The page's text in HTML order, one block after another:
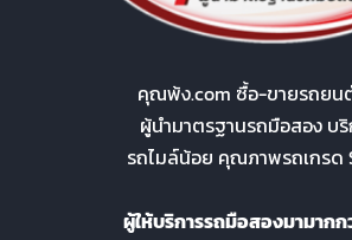
คุณพ้ง.com ซื้อ-ขายรถยน
ผู้นำมาตรฐานรถมือสอง บ
รถไมล์น้อย คุณภาพรถเกรด
ผู้ให้บริการรถมือสองมามากก